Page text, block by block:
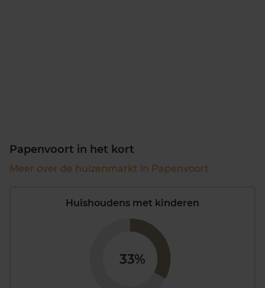
Papenvoort in het kort
Meer over de huizenmarkt in Papenvoort
Huishoudens met kinderen
33%